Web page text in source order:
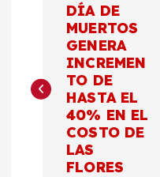
v
e
DÍA DE
MUERTOS
GENERA
INCREMEN
TO DE
HASTA EL
40% EN EL
COSTO DE
LAS
FLORES